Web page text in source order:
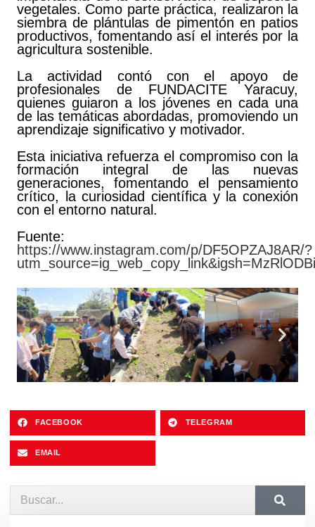
vegetales. Como parte práctica, realizaron la
siembra de plántulas de pimentón en patios
productivos, fomentando así el interés por la
agricultura sostenible.
La actividad contó con el apoyo de
profesionales de FUNDACITE Yaracuy,
quienes guiaron a los jóvenes en cada una
de las temáticas abordadas, promoviendo un
aprendizaje significativo y motivador.
Esta iniciativa refuerza el compromiso con la
formación integral de las nuevas
generaciones, fomentando el pensamiento
crítico, la curiosidad científica y la conexión
con el entorno natural.
Fuente:
https://www.instagram.com/p/DF5OPZAJ8AR/?
FACEBOOK TELEGRAM
EMAIL